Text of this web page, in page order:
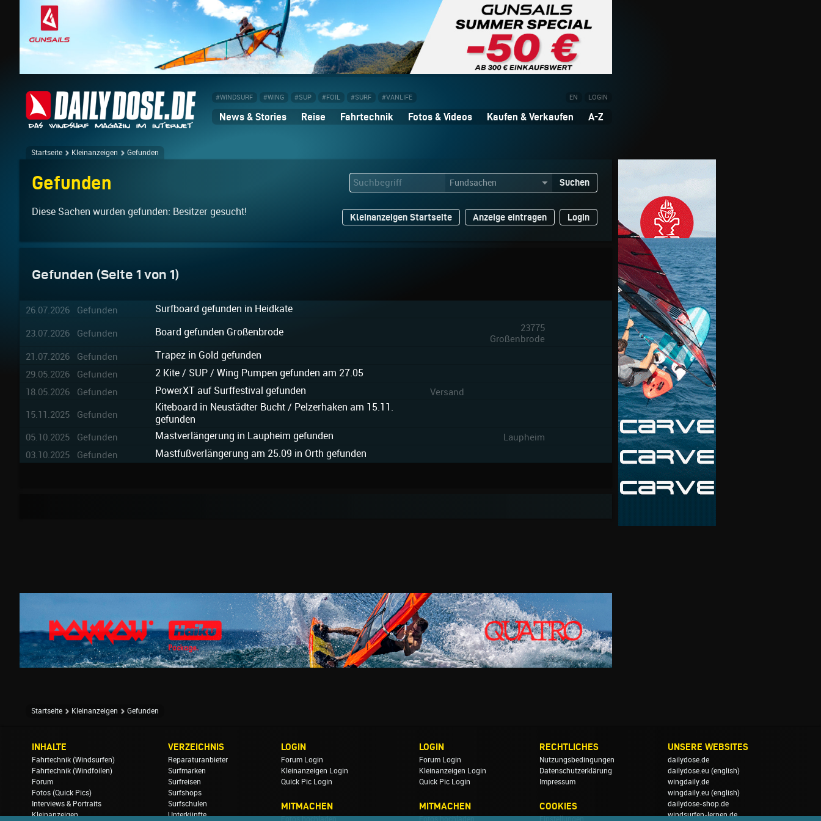
#WINDSURF #WING #SUP #FOIL #SURF #VANLIFE EN LOGIN
News & Stories Reise Fahrtechnik Fotos & Videos Kaufen & Verkaufen A-Z
Startseite Kleinanzeigen Gefunden
Gefunden ▼ Suchen
Diese Sachen wurden gefunden: Besitzer gesucht! Kleinanzeigen Startseite Anzeige eintragen Login
Gefunden (Seite 1 von 1)
26.07.2026 Gefunden Surfboard gefunden in Heidkate
23.07.2026 Gefunden Board gefunden Großenbrode
23775
Großenbrode
21.07.2026 Gefunden
Trapez in Gold gefunden
29.05.2026 Gefunden 2 Kite / SUP / Wing Pumpen gefunden am 27.05
18.05.2026 Gefunden PowerXT auf Surffestival gefunden Versand
15.11.2025 Gefunden
Kiteboard in Neustädter Bucht / Pelzerhaken am 15.11.
gefunden
05.10.2025 Gefunden Mastverlängerung in Laupheim gefunden
Laupheim
03.10.2025 Gefunden
Mastfußverlängerung am 25.09 in Orth gefunden
Startseite Kleinanzeigen Gefunden
INHALTE
Fahrtechnik (Windsurfen)
Fahrtechnik (Windfoilen)
Forum
Fotos (Quick Pics)
Interviews & Portraits
Kleinanzeigen
VERZEICHNIS
Reparaturanbieter
Surfmarken
Surfreisen
Surfshops
Surfschulen
Unterkünfte
LOGIN
Forum Login
Kleinanzeigen Login
Quick Pic Login
MITMACHEN
Fotos hochladen
LOGIN
Forum Login
Kleinanzeigen Login
Quick Pic Login
MITMACHEN
Fotos hochladen
RECHTLICHES
Nutzungsbedingungen
Datenschutzerklärung
Impressum
COOKIES
Einstellungen
UNSERE WEBSITES
dailydose.de
dailydose.eu (english)
wingdaily.de
wingdaily.eu (english)
dailydose-shop.de
windsurfen-lernen.de